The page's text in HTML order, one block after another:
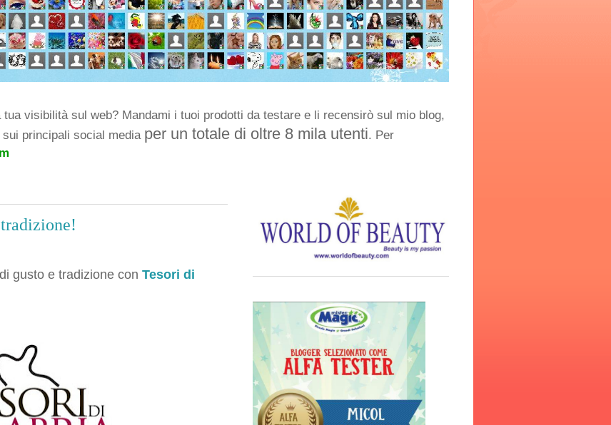
visibilità sul web? Mandami i tuoi prodotti da testare e li recensirò sul mio blog,
principali social media per un totale di oltre 8 mila utenti. Per
gusto e tradizione con Tesori di